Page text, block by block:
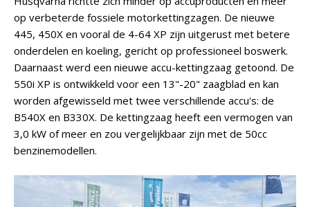
op verbeterde fossiele motorkettingzagen. De nieuwe
445, 450X en vooral de 4-64 XP zijn uitgerust met betere
onderdelen en koeling, gericht op professioneel boswerk.
Daarnaast werd een nieuwe accu-kettingzaag getoond. De
550i XP is ontwikkeld voor een 13"-20" zaagblad en kan
worden afgewisseld met twee verschillende accu's: de
B540X en B330X. De kettingzaag heeft een vermogen van
3,0 kW of meer en zou vergelijkbaar zijn met de 50cc
benzinemodellen.